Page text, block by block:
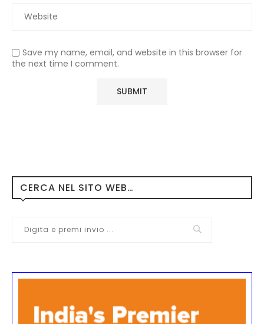
Save my name, email, and website in this browser for
the next time I comment.
CERCA NEL SITO WEB…